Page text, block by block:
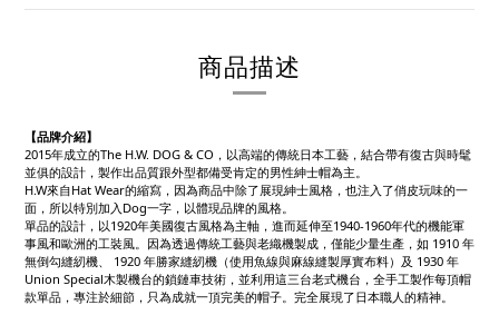
商品描述
【品牌介紹】
2015年成立的The H.W. DOG & CO，以高端的傳統日本工藝，結合帶有復古與時髦
並俱的設計，製作出品質跟外型都備受肯定的男性紳士帽為主。
H.W來自Hat Wear的縮寫，因為商品中除了展現紳士風格，也注入了俏皮玩味的一
面，所以特別加入Dog一字，以體現品牌的風格。
單品的設計，以1920年美國復古風格為主軸，進而延伸至1940-1960年代的機能軍
事風和歐洲的工裝風。因為透過傳統工藝與老織機製成，僅能少量生產，如 1910 年
無倒勾縫紉機、 1920 年勝家縫紉機（使用魚線與麻線縫製厚實布料）及 1930 年
Union Special木製機台的鎖鏈車技術，並利用這三台老式機台，全手工製作每頂帽
款單品，專注於細節，只為成就一頂完美的帽子。完全展現了日本職人的精神。